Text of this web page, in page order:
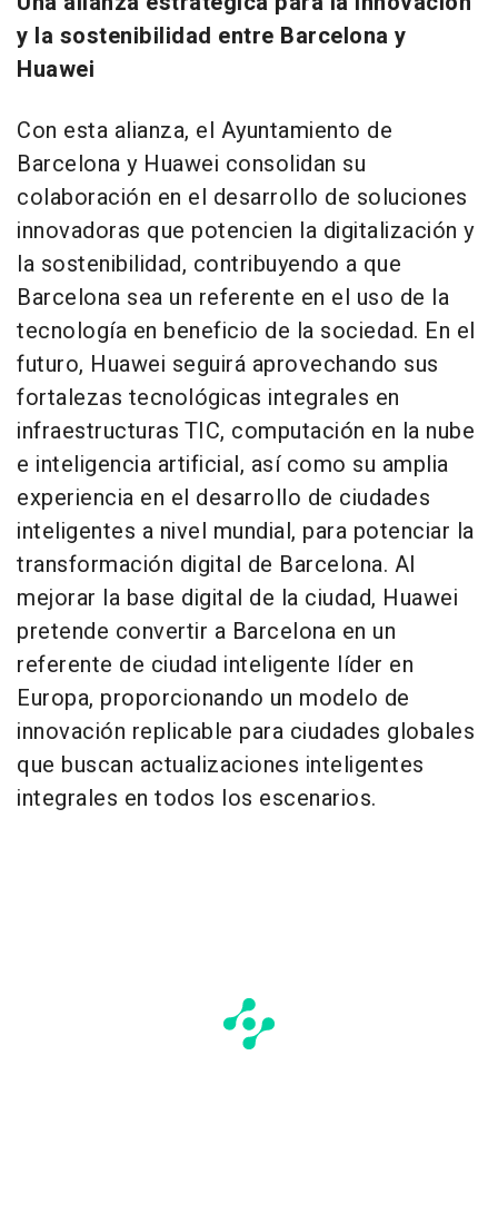
y la sostenibilidad entre Barcelona y
Huawei
Con esta alianza, el Ayuntamiento de
Barcelona y Huawei consolidan su
colaboración en el desarrollo de soluciones
innovadoras que potencien la digitalización y
la sostenibilidad, contribuyendo a que
Barcelona sea un referente en el uso de la
tecnología en beneficio de la sociedad. En el
futuro, Huawei seguirá aprovechando sus
fortalezas tecnológicas integrales en
infraestructuras TIC, computación en la nube
e inteligencia artificial, así como su amplia
experiencia en el desarrollo de ciudades
inteligentes a nivel mundial, para potenciar la
transformación digital de Barcelona. Al
mejorar la base digital de la ciudad, Huawei
pretende convertir a Barcelona en un
referente de ciudad inteligente líder en
Europa, proporcionando un modelo de
innovación replicable para ciudades globales
que buscan actualizaciones inteligentes
integrales en todos los escenarios.